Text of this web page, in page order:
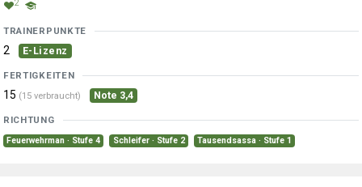
2
TRAINERPUNKTE
2 E-Lizenz
FERTIGKEITEN
15 (15 verbraucht) Note 3,4
RICHTUNG
Feuerwehrman · Stufe 4 Schleifer · Stufe 2 Tausendsassa · Stufe 1